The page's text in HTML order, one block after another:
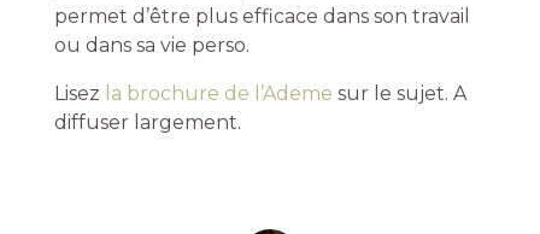
permet d’être plus efficace dans son travail
ou dans sa vie perso.
Lisez la brochure de l’Ademe sur le sujet. A
diffuser largement.